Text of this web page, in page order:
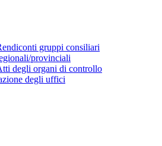
gruppi consiliari
provinciali
degli organi di controllo
degli uffici